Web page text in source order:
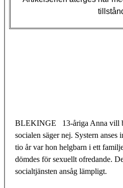
BLEKINGE
13-åriga Anna vill
socialen säger nej. Systern
tio år var hon helgbarn i ett
dömdes för sexuellt ofredande.
socialtjänsten ansåg lämpligt.